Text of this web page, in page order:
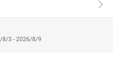
8/3 - 2026/8/9